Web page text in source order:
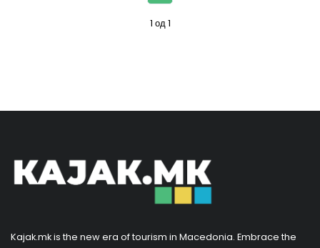
1 од 1
Kajak.mk is the new era of tourism in Macedonia. Embrace the